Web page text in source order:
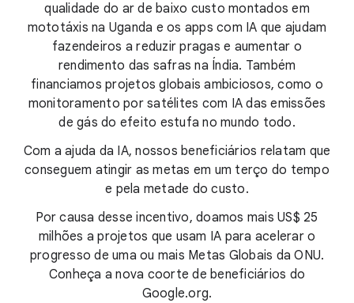
qualidade do ar de baixo custo montados em
mototáxis na Uganda e os apps com IA que ajudam
fazendeiros a reduzir pragas e aumentar o
rendimento das safras na Índia. Também
financiamos projetos globais ambiciosos, como o
monitoramento por satélites com IA das emissões
de gás do efeito estufa no mundo todo.
Com a ajuda da IA, nossos beneficiários relatam que
conseguem atingir as metas em um terço do tempo
e pela metade do custo.
Por causa desse incentivo, doamos mais US$ 25
milhões a projetos que usam IA para acelerar o
progresso de uma ou mais Metas Globais da ONU.
Conheça a nova coorte de beneficiários do
Google.org.